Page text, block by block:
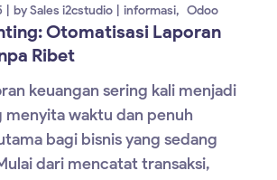
bySales i2cstudio informasi Odoo
Otomatisasi Laporan
Ribet
keuangan sering kali menjadi
menyita waktu dan penuh
bagi bisnis yang sedang
dari mencatat transaksi,